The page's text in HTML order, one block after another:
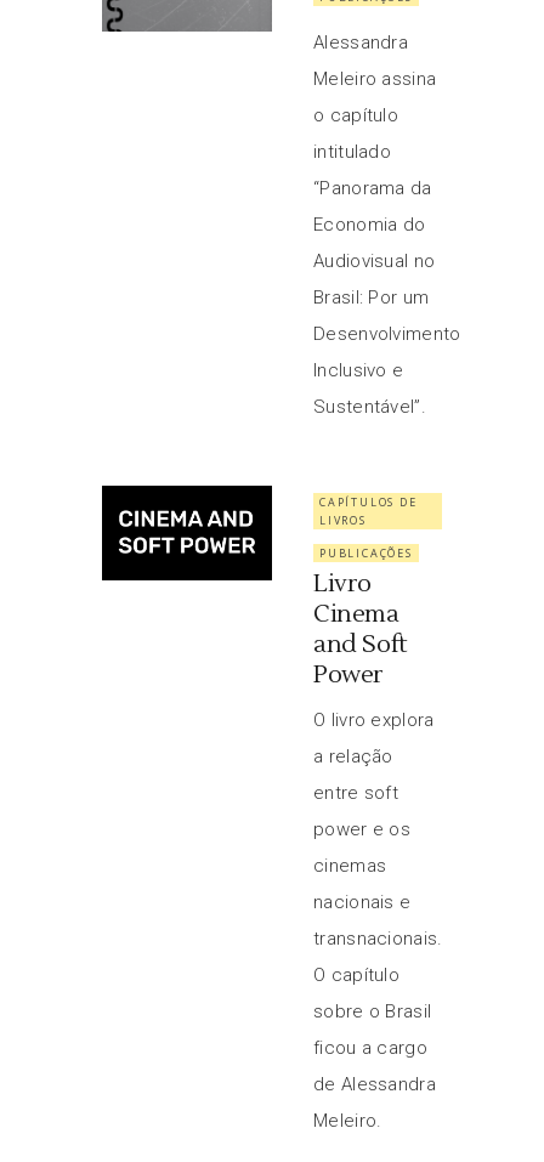
Alessandra
Meleiro assina
o capítulo
intitulado
“Panorama da
Economia do
Audiovisual no
Brasil: Por um
Desenvolvimento
Inclusivo e
Sustentável”.
CAPÍTULOS DE
LIVROS
PUBLICAÇÕES
Livro
Cinema
and Soft
Power
O livro explora
a relação
entre soft
power e os
cinemas
nacionais e
transnacionais.
O capítulo
sobre o Brasil
ficou a cargo
de Alessandra
Meleiro.